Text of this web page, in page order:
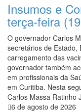
Insumos e
terça-feira
O governador Carlos
secretários de Estado,
carregamento das
governador também
em profissionais da
em Curitiba. Nesta
Carlos Massa Ratinho
6 de agosto de 2026